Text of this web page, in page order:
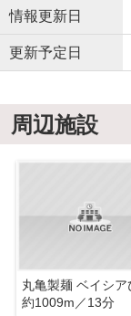
情報更新日
更新予定日
周辺施設
約1009m／13分